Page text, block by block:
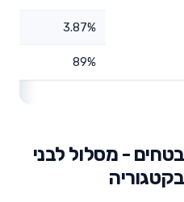
3.87%
89%
- מסלול לבני